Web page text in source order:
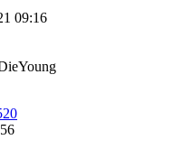
09:16